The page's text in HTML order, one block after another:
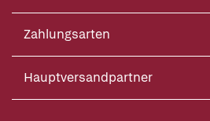
Zahlungsarten
Hauptversandpartner